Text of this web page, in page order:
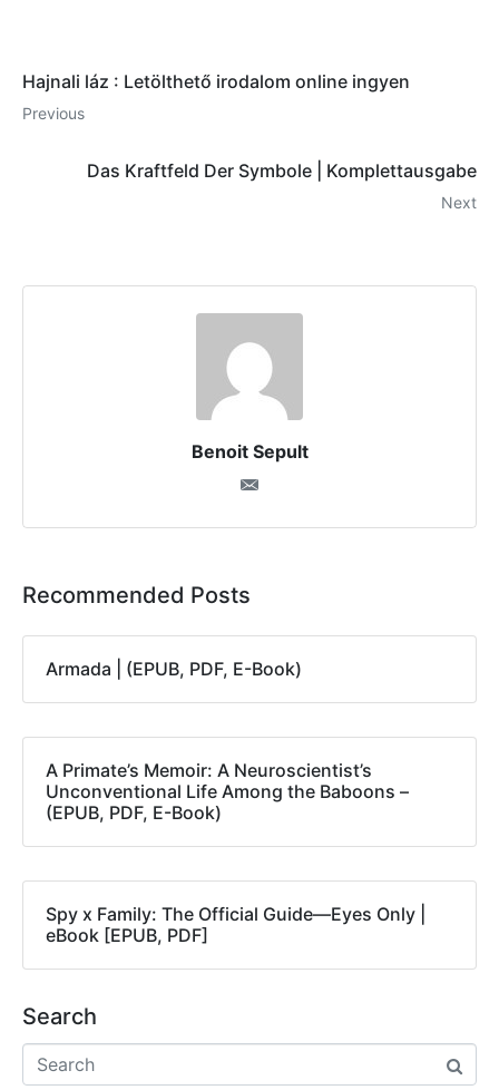
Hajnali láz : Letölthető irodalom online ingyen
Previous
Das Kraftfeld Der Symbole | Komplettausgabe
Next
Benoit Sepult
Recommended Posts
Armada | (EPUB, PDF, E-Book)
A Primate’s Memoir: A Neuroscientist’s
Unconventional Life Among the Baboons –
(EPUB, PDF, E-Book)
Spy x Family: The Official Guide―Eyes Only |
eBook [EPUB, PDF]
Search